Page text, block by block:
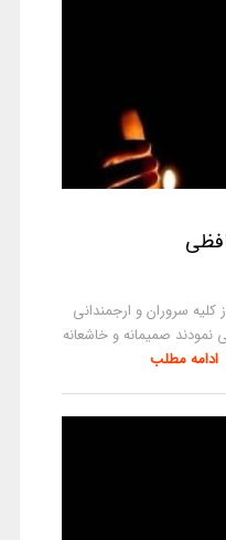
سروران و ارجمندانی
صمیمانه و خاشعانه
ادامه مطلب